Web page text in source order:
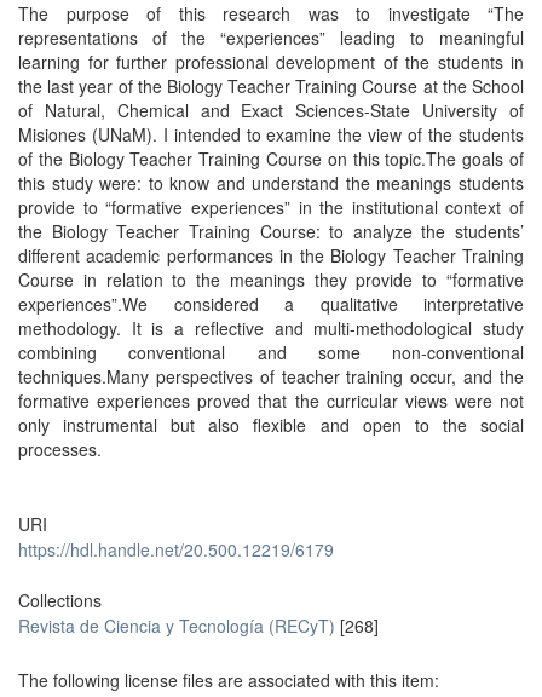
The purpose of this research was to investigate “The
representations of the “experiences” leading to meaningful
learning for further professional development of the students in
the last year of the Biology Teacher Training Course at the School
of Natural, Chemical and Exact Sciences-State University of
Misiones (UNaM). I intended to examine the view of the students
of the Biology Teacher Training Course on this topic.The goals of
this study were: to know and understand the meanings students
provide to “formative experiences” in the institutional context of
the Biology Teacher Training Course: to analyze the students’
different academic performances in the Biology Teacher Training
Course in relation to the meanings they provide to “formative
experiences”.We considered a qualitative interpretative
methodology. It is a reflective and multi-methodological study
combining conventional and some non-conventional
techniques.Many perspectives of teacher training occur, and the
formative experiences proved that the curricular views were not
only instrumental but also flexible and open to the social
processes.
URI
https://hdl.handle.net/20.500.12219/6179
Collections
Revista de Ciencia y Tecnología (RECyT) [268]
The following license files are associated with this item: